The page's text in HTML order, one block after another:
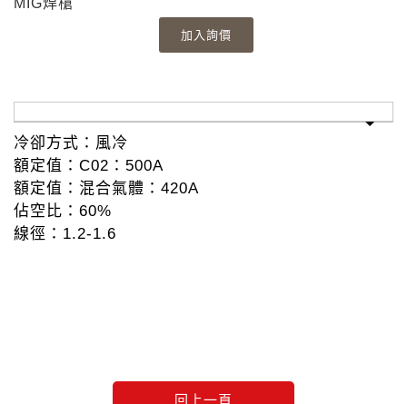
加入詢價
冷卻方式：風冷
額定值：C02：500A
額定值：混合氣體：420A
佔空比：60%
線徑：1.2-1.6